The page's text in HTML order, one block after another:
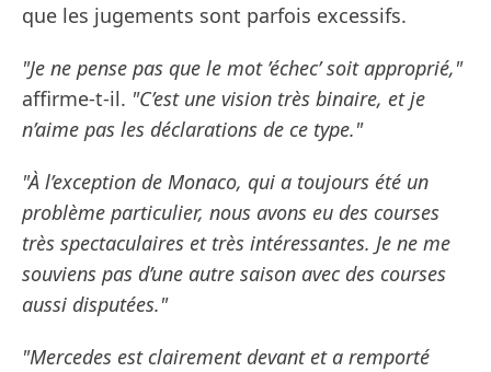
que les jugements sont parfois excessifs.
"Je ne pense pas que le mot ’échec’ soit approprié,"
affirme-t-il. "C’est une vision très binaire, et je
n’aime pas les déclarations de ce type."
"À l’exception de Monaco, qui a toujours été un
problème particulier, nous avons eu des courses
très spectaculaires et très intéressantes. Je ne me
souviens pas d’une autre saison avec des courses
aussi disputées."
"Mercedes est clairement devant et a remporté